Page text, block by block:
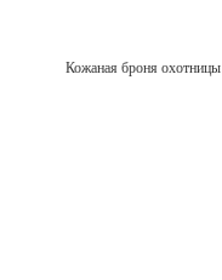
Кожаная броня охотницы